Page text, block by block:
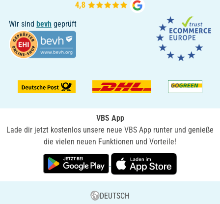
Wir sind bevh geprüft
VBS App
Lade dir jetzt kostenlos unsere neue VBS App runter und genieße
die vielen neuen Funktionen und Vorteile!
DEUTSCH